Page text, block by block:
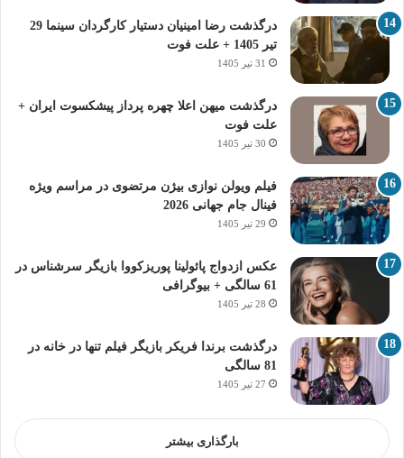
درگذشت رضا امینیان دستیار کارگردان سینما 29
تیر 1405 + علت فوت
31 تیر 1405
درگذشت میهن اعلا چهره پرداز پیشکسوت ایران +
علت فوت
30 تیر 1405
فیلم ویولن نوازی بیژن مرتضوی در مراسم ویژه
فینال جام جهانی 2026
29 تیر 1405
عکس ازدواج پائولینا پوریزکووا بازیگر سرشناس در
61 سالگی + بیوگرافی
28 تیر 1405
درگذشت برندا فریکر بازیگر فیلم تنها در خانه در
81 سالگی
27 تیر 1405
بارگذاری بیشتر